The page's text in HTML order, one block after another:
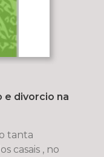
e divorcio na
tanta
casais , no